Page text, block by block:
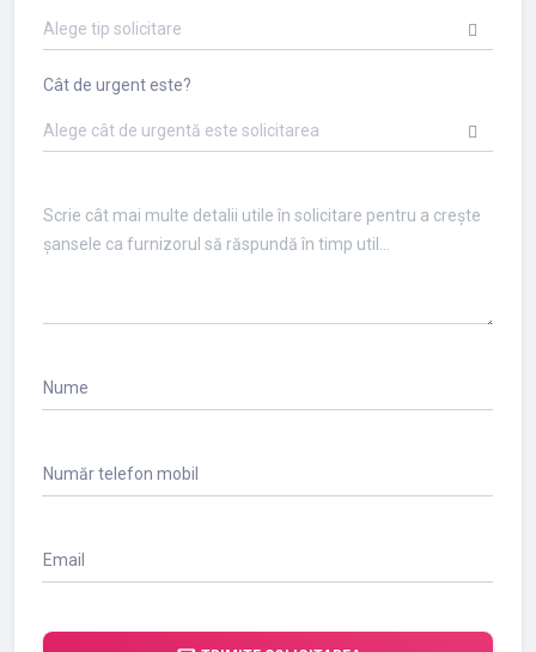
Alege tip solicitare
Cât de urgent este?
Alege cât de urgentă este solicitarea
Nume
Număr telefon mobil
Email